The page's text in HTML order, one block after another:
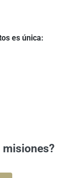
es única:
misiones?